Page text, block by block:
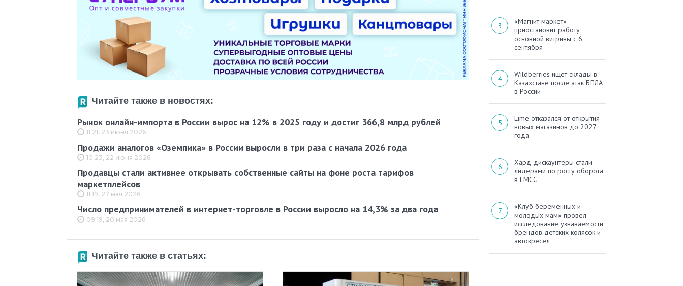
Читайте также в новостях:
Рынок онлайн-импорта в России вырос на 12% в 2025 году и достиг 366,8 млрд рублей
11:21, 23 июня 2026
Продажи аналогов «Оземпика» в России выросли в три раза с начала 2026 года
10:23, 22 июня 2026
Продавцы стали активнее открывать собственные сайты на фоне роста тарифов
маркетплейсов
11:19, 27 мая 2026
Число предпринимателей в интернет-торговле в России выросло на 14,3% за два года
09:19, 20 мая 2026
Читайте также в статьях:
«Магнит маркет»
приостановит работу
основной витрины с 6
сентября
Wildberries ищет склады в
Казахстане после атак БПЛА
в России
Lime отказался от открытия
новых магазинов до 2027
года
Хард-дискаунтеры стали
лидерами по росту оборота
в FMCG
«Клуб беременных и
молодых мам» провел
исследование узнаваемости
брендов детских колясок и
автокресел